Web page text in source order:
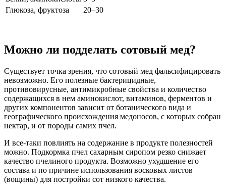
Глюкоза, фруктоза
20–30
Можно ли подделать сотовый мед?
Существует точка зрения, что сотовый мед фальсифицировать
невозможно. Его полезные бактерицидные,
противовирусные, антимикробные свойства и количество
содержащихся в нем аминокислот, витаминов, ферментов и
других компонентов зависит от ботанического вида и
географического происхождения медоносов, с которых собран
нектар, и от породы самих пчел.
И все-таки повлиять на содержание в продукте полезностей
можно. Подкормка пчел сахарным сиропом резко снижает
качество пчелиного продукта. Возможно ухудшение его
состава и по причине использования восковых листов
(вощины) для постройки сот низкого качества.